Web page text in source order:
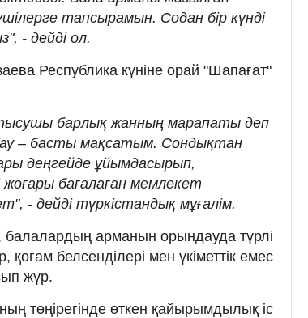
тапсырамын. Содан бір күнді
- дейді ол.
Республика күніне орай "Шапағат"
барлық жанның марапаты деп
– басты мақсатым. Сондықтан
деңгейде ұйымдасырып,
жоғары бағалаған мемлекет
- дейді түркістандық мұғалім.
арманын орындауда түрлі
белсенділері мен үкіметтік емес
жүр.
төңірегінде өткен қайырымдылық іс